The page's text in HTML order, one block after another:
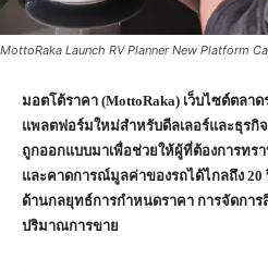
MottoRaka Launch RV Planner New Platform
มอตโต้ราคา (MottoRaka) เว็บไซต์ตลา
แพลตฟอร์มใหม่สำหรับดีลเลอร์และธุร
ถูกออกแบบมาเพื่อช่วยให้ผู้ที่ต้องการทร
และคาดการณ์มูลค่าของรถได้ไกลถึง 20
ด้านกลยุทธ์การกำหนดราคา การจัดกา
ปริมาณการขาย